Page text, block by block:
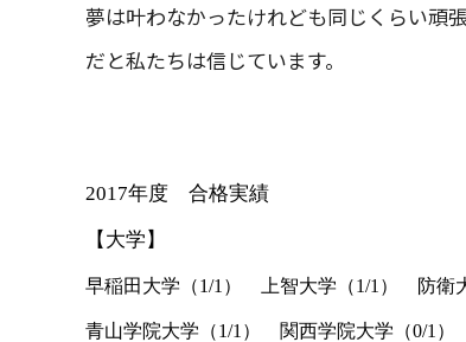
夢は叶わなかったけれども同じくらい頑
だと私たちは信じています。
2017年度 合格実績
【大学】
早稲田大学（1/1 ） 上智大学（1/1 ） 防衛
青山学院大学（1/1 ） 関西学院大学（0/1 ）